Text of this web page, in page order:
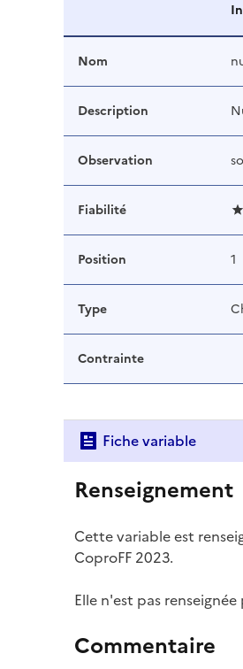
Nom
Description
Observation
Fiabilité
Position 1
Type
Contrainte
Fiche variable
Renseignement
Cette variable est
CoproFF 2023.
Elle n'est pas
Commentaire